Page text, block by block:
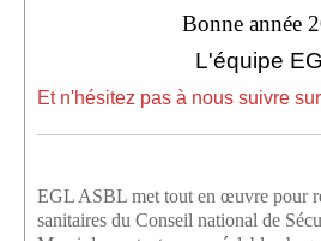
Bonne année
L'équipe
Et n'hésitez pas à nous suivre
EGL ASBL met tout en œuvre pour
sanitaires du Conseil national de